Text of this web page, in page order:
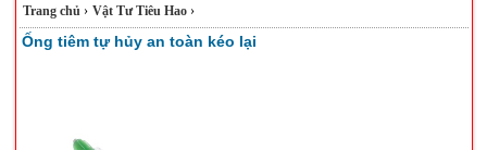
Trang chủ› Vật Tư Tiêu Hao ›
Ống tiêm tự hủy an toàn kéo lại